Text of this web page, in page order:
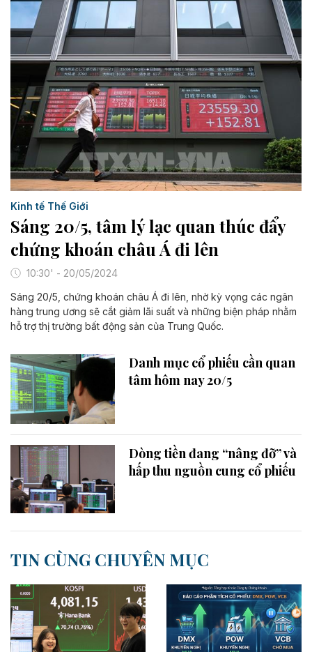
Kinh tế Thế Giới
Sáng 20/5, tâm lý lạc quan thúc đẩy
chứng khoán châu Á đi lên
10:30' - 20/05/2024
Sáng 20/5, chứng khoán châu Á đi lên, nhờ kỳ vọng các ngân
hàng trung ương sẽ cắt giảm lãi suất và những biện pháp nhằm
hỗ trợ thị trường bất động sản của Trung Quốc.
Danh mục cổ phiếu cần quan
tâm hôm nay 20/5
Dòng tiền đang “nâng đỡ” và
hấp thu nguồn cung cổ phiếu
TIN CÙNG CHUYÊN MỤC